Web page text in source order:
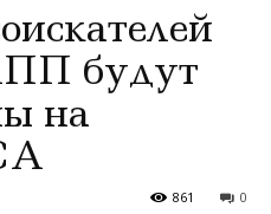
будут
на
0
861